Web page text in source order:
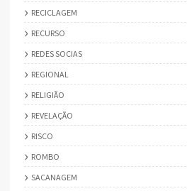
RECICLAGEM
RECURSO
REDES SOCIAS
REGIONAL
RELIGIÃO
REVELAÇÃO
RISCO
ROMBO
SACANAGEM